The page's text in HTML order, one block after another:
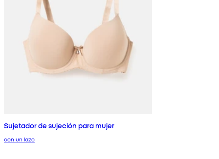
Sujetador de sujeción para mujer
con un lazo